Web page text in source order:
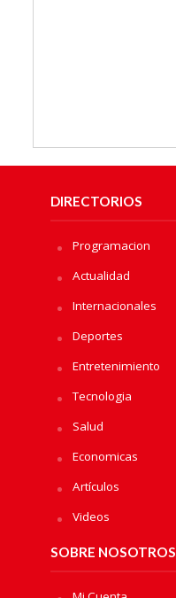
DIRECTORIOS
Programacion
Actualidad
Internacionales
Deportes
Entretenimiento
Tecnologia
Salud
Economicas
Artículos
Videos
SOBRE NOSOTROS